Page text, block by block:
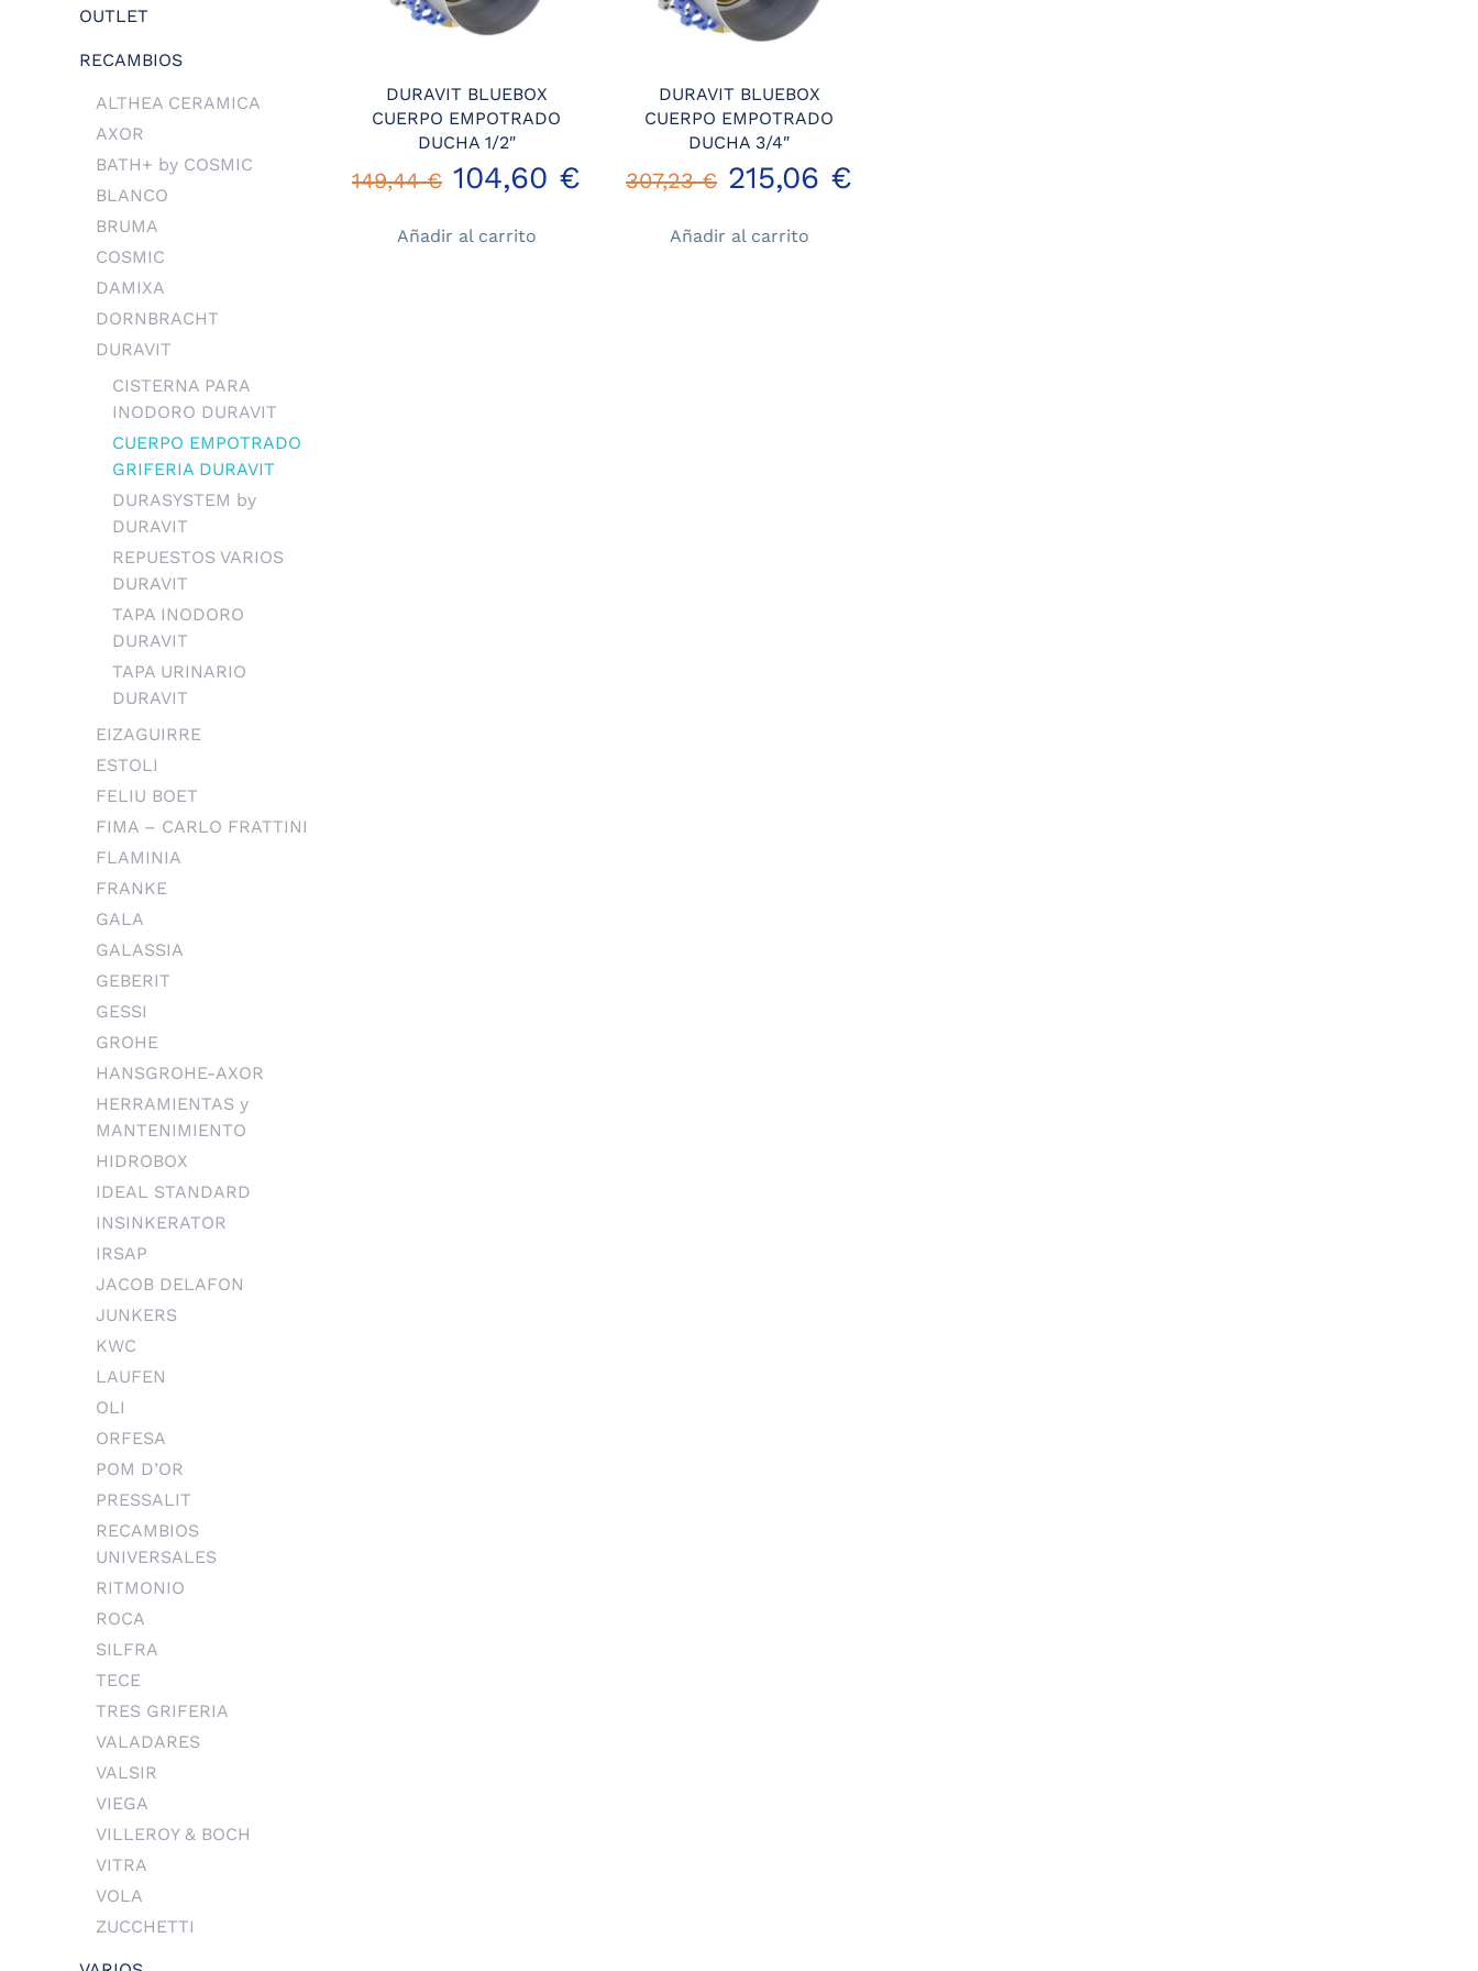
OUTLET
RECAMBIOS
ALTHEA CERAMICA
AXOR
BATH+ by COSMIC
BLANCO
BRUMA
COSMIC
DAMIXA
DORNBRACHT
DURAVIT
CISTERNA PARA
INODORO DURAVIT
CUERPO EMPOTRADO
GRIFERIA DURAVIT
DURASYSTEM by
DURAVIT
REPUESTOS VARIOS
DURAVIT
TAPA INODORO
DURAVIT
TAPA URINARIO
DURAVIT
EIZAGUIRRE
ESTOLI
FELIU BOET
FIMA – CARLO FRATTINI
FLAMINIA
FRANKE
GALA
GALASSIA
GEBERIT
GESSI
GROHE
HANSGROHE-AXOR
HERRAMIENTAS y
MANTENIMIENTO
HIDROBOX
IDEAL STANDARD
INSINKERATOR
IRSAP
JACOB DELAFON
JUNKERS
KWC
LAUFEN
OLI
ORFESA
POM D’OR
PRESSALIT
RECAMBIOS
UNIVERSALES
RITMONIO
ROCA
SILFRA
TECE
TRES GRIFERIA
VALADARES
VALSIR
VIEGA
VILLEROY & BOCH
VITRA
VOLA
ZUCCHETTI
DURAVIT BLUEBOX
CUERPO EMPOTRADO
DUCHA 1/2″
149,44€ El
precio
104,60 €
Añadir al carrito
DURAVIT BLUEBOX
CUERPO EMPOTRADO
DUCHA 3/4″
307,23€ El
precio
215,06 €
Añadir al carrito